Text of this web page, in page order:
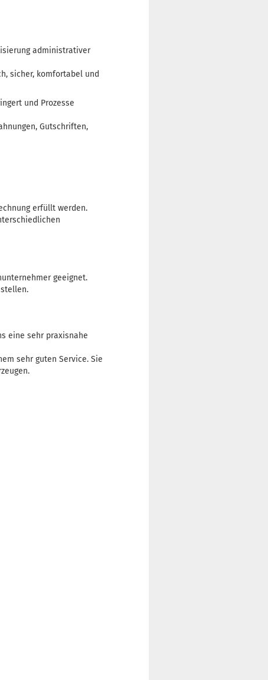
administrativer
sicher, komfortabel und
und Prozesse
Gutschriften,
erfüllt werden.
geeignet.
eine sehr praxisnahe
sehr guten Service. Sie